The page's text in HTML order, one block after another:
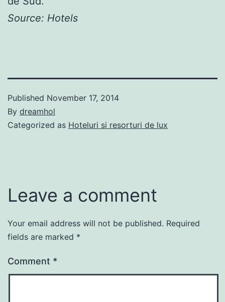
Source: Hotels
Published November 17, 2014
By dreamhol
Categorized as Hoteluri si resorturi de lux
Leave a comment
Your email address will not be published. Required
fields are marked *
Comment *